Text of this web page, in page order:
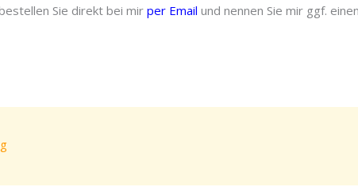
Sie direkt bei mirper Email und nennen Sie mir ggf.